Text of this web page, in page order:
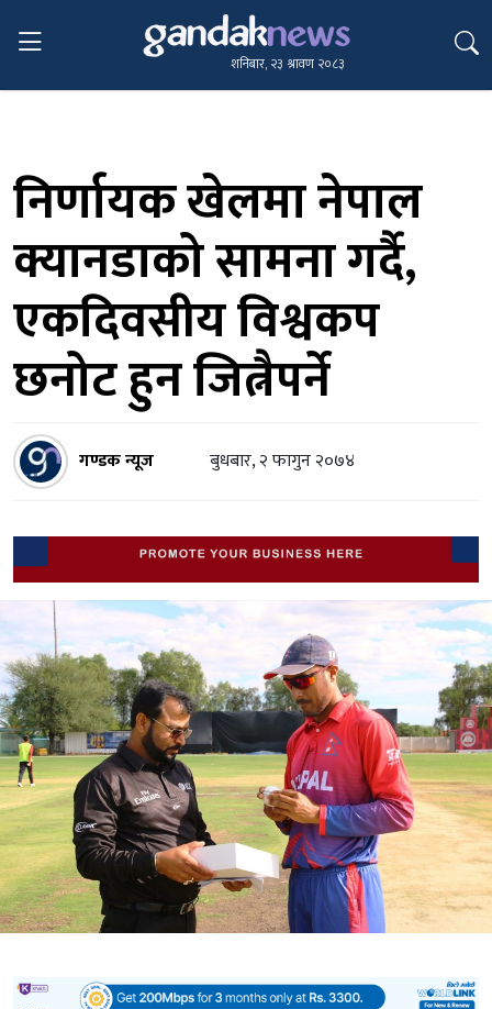
शनिबार, २३ श्रावण २०८३
निर्णायक खेलमा नेपाल
क्यानडाको सामना गर्दै,
एकदिवसीय विश्वकप
छनोट हुन जित्नैपर्ने
गण्डक न्यूज बुधबार, २ फागुन २०७४